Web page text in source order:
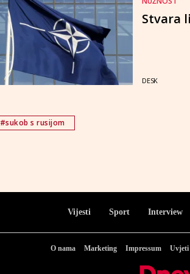
Stvara
DESK
#sukob s rusijom
Vijesti Sport Interview
O nama Marketing Impressum Uvjeti